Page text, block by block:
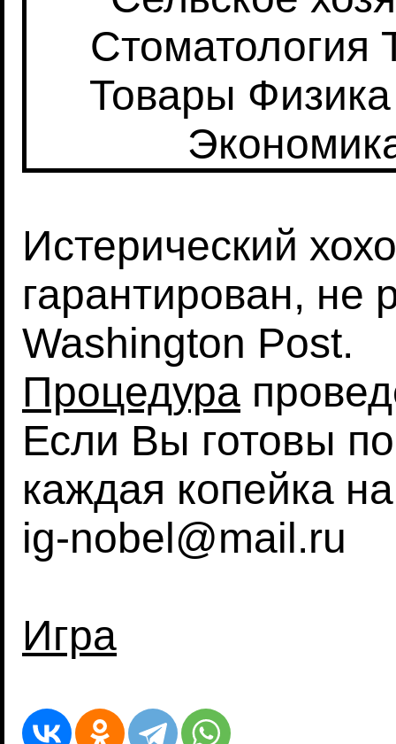
Стоматология
Товары Физика
Истерический
гарантирован, не
Washington Post.
Процедура
Если Вы готовы
каждая копейка
ig-nobel@mail.ru
Игра